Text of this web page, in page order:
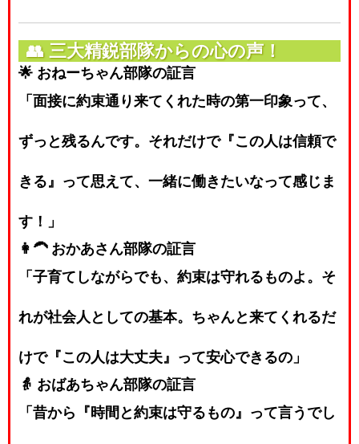
👥 三大精鋭部隊からの心の声！
🌟 おねーちゃん部隊の証言
「面接に約束通り来てくれた時の第一印象って、
ずっと残るんです。それだけで『この人は信頼で
きる』って思えて、一緒に働きたいなって感じま
す！」
👩‍🦱 おかあさん部隊の証言
「子育てしながらでも、約束は守れるものよ。そ
れが社会人としての基本。ちゃんと来てくれるだ
けで『この人は大丈夫』って安心できるの」
👵 おばあちゃん部隊の証言
「昔から『時間と約束は守るもの』って言うでし